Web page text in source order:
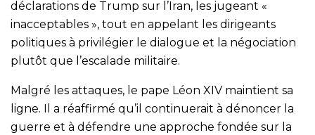
déclarations de Trump sur l’Iran, les jugeant «
inacceptables », tout en appelant les dirigeants
politiques à privilégier le dialogue et la négociation
plutôt que l’escalade militaire.
Malgré les attaques, le pape Léon XIV maintient sa
ligne. Il a réaffirmé qu’il continuerait à dénoncer la
guerre et à défendre une approche fondée sur la